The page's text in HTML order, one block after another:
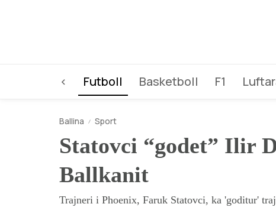
< Futboll Basketboll F1
Ballina Sport
Statovci “godet” Ilir
Ballkanit
Trajneri i Phoenix, Faruk Statovci, ka 'goditur'